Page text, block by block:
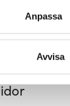
hur dina
dra tillbaka
för att
Anpassa
Avvisa